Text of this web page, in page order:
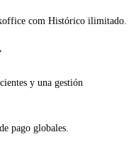
com Histórico ilimitado.
y una gestión
pago globales.